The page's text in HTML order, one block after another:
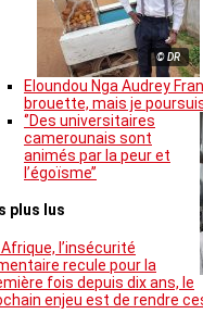
© DR
Eloundou Nga Audrey
brouette, mais je
‘’Des universitaires
camerounais sont
animés par la peur et
l’égoïsme’’
plus lus
Afrique, l’insécurité
recule pour la
fois depuis dix ans, le
enjeu est de rendre